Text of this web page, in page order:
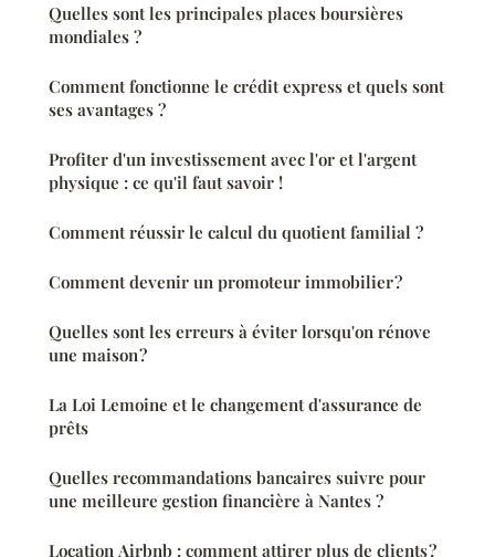
Quelles sont les principales places boursières
mondiales ?
Comment fonctionne le crédit express et quels sont
ses avantages ?
Profiter d'un investissement avec l'or et l'argent
physique : ce qu'il faut savoir !
Comment réussir le calcul du quotient familial ?
Comment devenir un promoteur immobilier ?
Quelles sont les erreurs à éviter lorsqu'on rénove
une maison ?
La Loi Lemoine et le changement d'assurance de
prêts
Quelles recommandations bancaires suivre pour
une meilleure gestion financière à Nantes ?
Location Airbnb : comment attirer plus de clients ?